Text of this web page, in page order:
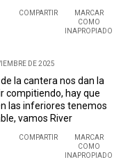
COMPARTIR
MARCAR
COMO
INAPROPIADO
DE 2025
la cantera nos dan la
compitiendo, hay que
las inferiores tenemos
vamos River
COMPARTIR
MARCAR
COMO
INAPROPIADO